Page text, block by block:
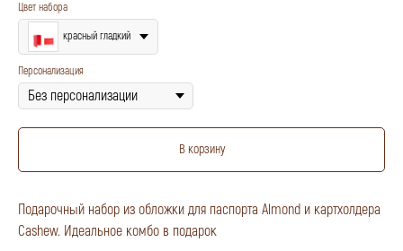
Цвет набора
красный гладкий
Персонализация
В корзину
Подарочный набор из обложки для паспорта Almond и картхолдера
Cashew. Идеальное комбо в подарок